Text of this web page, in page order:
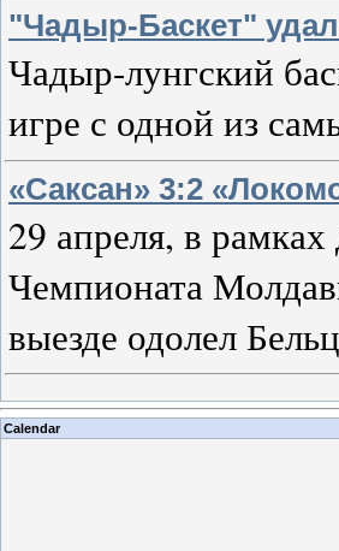
"Чадыр-Баскет"
Чадыр-лунгский
игре с одной из
«Саксан» 3:2
29 апреля, в
Чемпионата
выезде одолел
Calendar